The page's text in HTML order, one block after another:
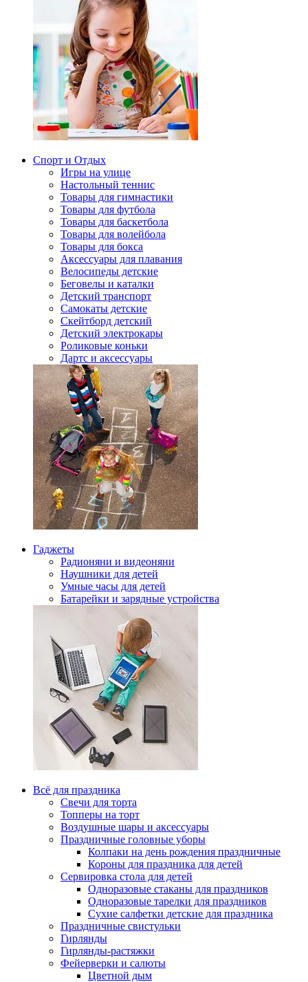
Спорт и Отдых
Игры на улице
Настольный теннис
Товары для гимнастики
Товары для футбола
Товары для баскетбола
Товары для волейбола
Товары для бокса
Аксессуары для плавания
Велосипеды детские
Беговелы и каталки
Детский транспорт
Самокаты детские
Скейтборд детский
Детский электрокары
Роликовые коньки
Дартс и аксессуары
Гаджеты
Радионяни и видеоняни
Наушники для детей
Умные часы для детей
Батарейки и зарядные устройства
Всё для праздника
Свечи для торта
Топперы на торт
Воздушные шары и аксессуары
Праздничные головные уборы
Колпаки на день рождения праздничные
Короны для праздника для детей
Сервировка стола для детей
Одноразовые стаканы для праздников
Одноразовые тарелки для праздников
Сухие салфетки детские для праздника
Праздничные свистульки
Гирлянды
Гирлянды-растяжки
Фейерверки и салюты
Цветной дым